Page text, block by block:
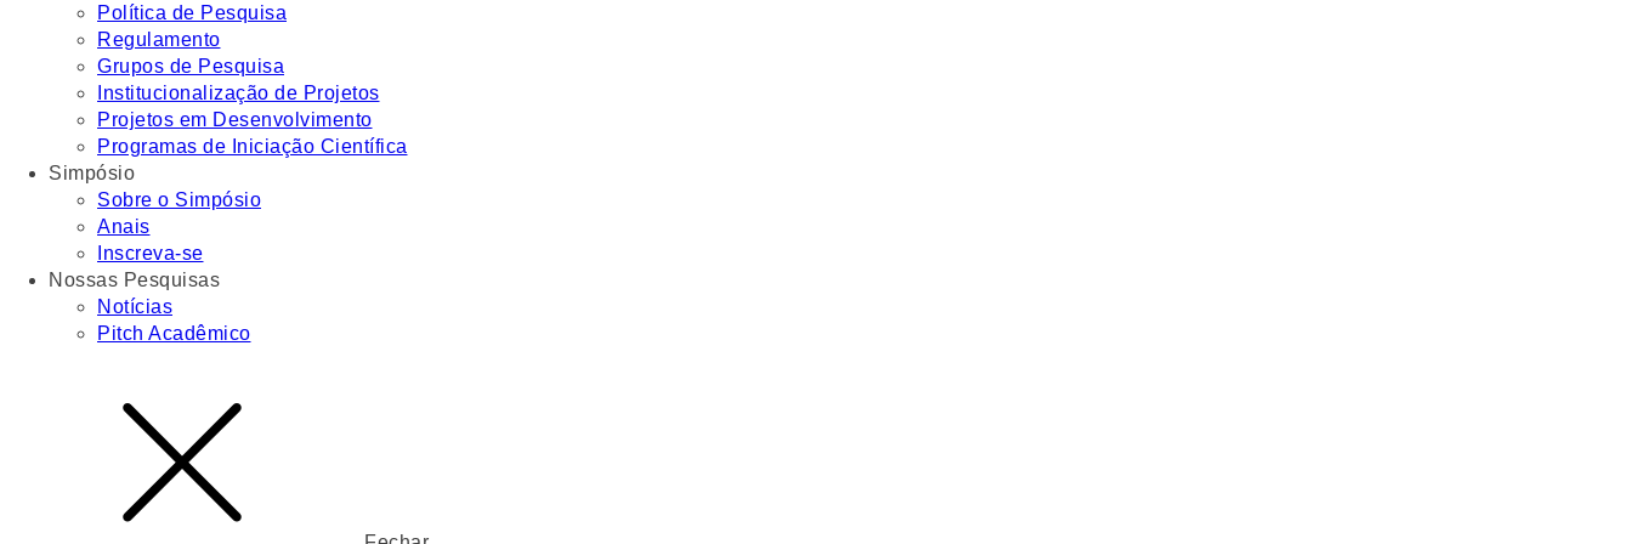
Política de Pesquisa
Regulamento
Grupos de Pesquisa
Institucionalização de Projetos
Projetos em Desenvolvimento
Programas de Iniciação Científica
Simpósio
Sobre o Simpósio
Anais
Inscreva-se
Nossas Pesquisas
Notícias
Pitch Acadêmico